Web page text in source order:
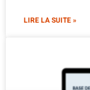
LIRE LA SUITE »